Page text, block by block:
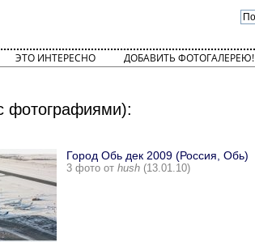
ЭТО ИНТЕРЕСНО ДОБАВИТЬ ФОТОГАЛЕРЕЮ!
фотографиями):
Город Обь дек 2009 (Россия, Обь)
3 фото от hush (13.01.10)